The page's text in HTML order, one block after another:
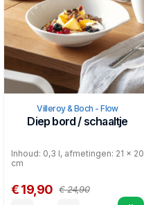
Villeroy & Boch - Flow
Diep bord / schaaltje
Inhoud: 0,3 l, afmetingen: 21 x 20
cm
€ 19,90 € 24,90